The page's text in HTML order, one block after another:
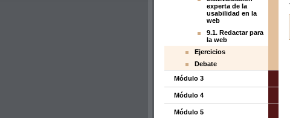
experta de la
usabilidad en la
web
9.1. Redactar para
la web
Ejercicios
Debate
Módulo 3
Módulo 4
Módulo 5